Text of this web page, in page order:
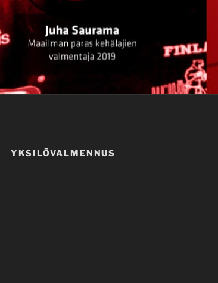
YKSILÖVALMENNUS